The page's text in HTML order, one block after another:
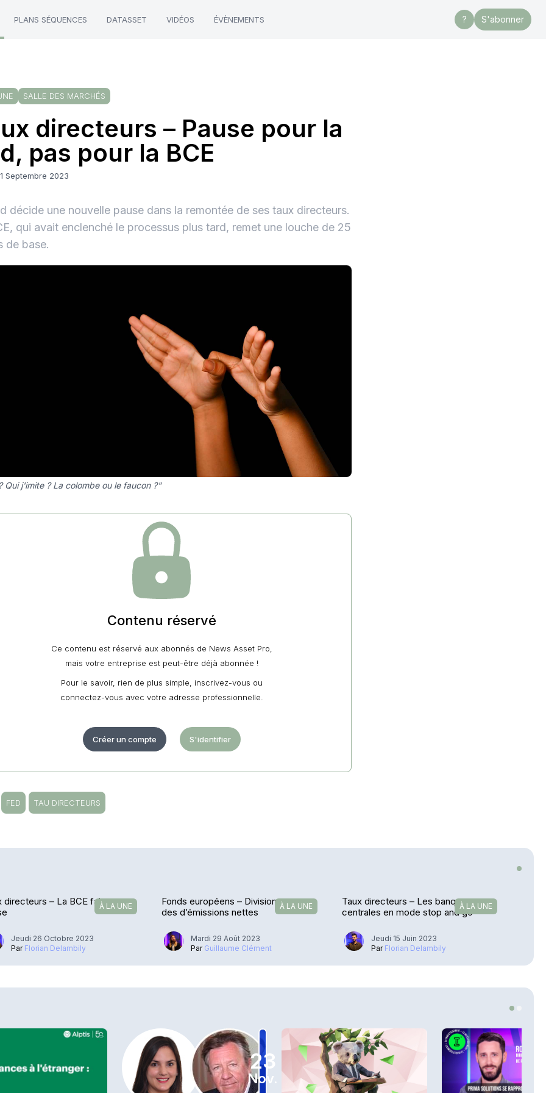
PLANS SÉQUENCES DATASSET VIDÉOS ÉVÈNEMENTS ? S'abonner
SALLE DES MARCHÉS
directeurs – Pause pour la
pas pour la BCE
Septembre 2023
décide une nouvelle pause dans la remontée de ses taux directeurs.
qui avait enclenché le processus plus tard, remet une louche de 25
de base.
Qui j'imite ? La colombe ou le faucon ?"
Contenu réservé
Ce contenu est réservé aux abonnés de News Asset Pro,
mais votre entreprise est peut-être déjà abonnée !
Pour le savoir, rien de plus simple, inscrivez-vous ou
connectez-vous avec votre adresse professionnelle.
Créer un compte S'identifier
FED TAU DIRECTEURS
À LA UNE
directeurs – La BCE fait une
Jeudi 26 Octobre 2023
Par Florian Delambily
À LA UNE
Fonds européens – Division par sept
des d’émissions nettes
Mardi 29 Août 2023
Par Guillaume Clément
À LA UNE
Taux directeurs – Les banques
centrales en mode stop and go
Jeudi 15 Juin 2023
Par Florian Delambily
23
Nov.